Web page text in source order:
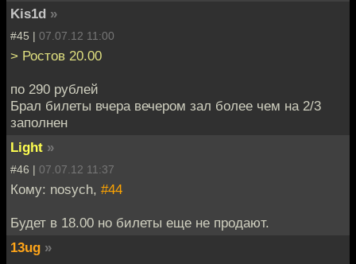
Kis1d »
#45 | 07.07.12 11:00
> Ростов 20.00
по 290 рублей
Брал билеты вчера вечером зал более чем на 2/3
заполнен
Light »
#46 | 07.07.12 11:37
Кому: nosych, #44
Будет в 18.00 но билеты еще не продают.
13ug »